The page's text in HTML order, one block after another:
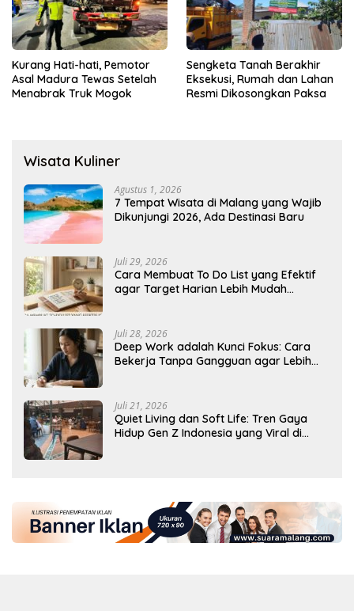
Kurang Hati-hati, Pemotor
Asal Madura Tewas Setelah
Menabrak Truk Mogok
Sengketa Tanah Berakhir
Eksekusi, Rumah dan Lahan
Resmi Dikosongkan Paksa
Wisata Kuliner
Agustus 1, 2026
7 Tempat Wisata di Malang yang Wajib
Dikunjungi 2026, Ada Destinasi Baru
Juli 29, 2026
Cara Membuat To Do List yang Efektif
agar Target Harian Lebih Mudah
Juli 28, 2026
Deep Work adalah Kunci Fokus: Cara
Bekerja Tanpa Gangguan agar Lebih
Juli 21, 2026
Quiet Living dan Soft Life: Tren Gaya
Hidup Gen Z Indonesia yang Viral di